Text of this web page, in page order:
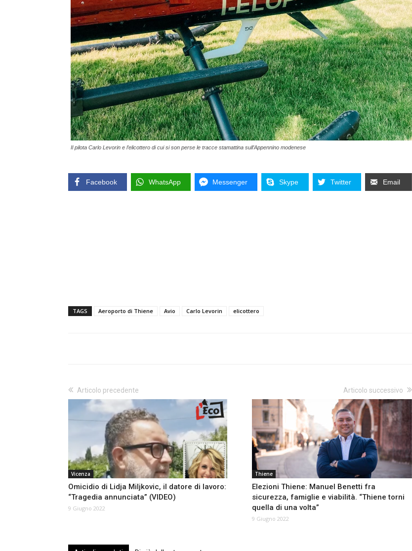
Il pilota Carlo Levorin e l’elicottero di cui si son perse le tracce stamattina sull’Appennino modenese
Facebook WhatsApp Messenger Skype Twitter Email
TAGS Aeroporto di Thiene Avio Carlo Levorin elicottero
Articolo precedente
Vicenza
Omicidio di Lidja Miljkovic, il datore di lavoro:
“Tragedia annunciata” (VIDEO)
9 Giugno 2022
Articolo successivo
Thiene
Elezioni Thiene: Manuel Benetti fra
sicurezza, famiglie e viabilità. “Thiene torni
quella di una volta”
9 Giugno 2022